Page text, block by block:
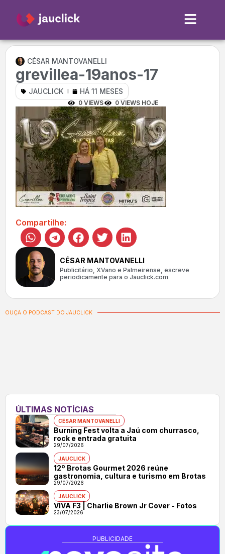
CÉSAR MANTOVANELLI
grevillea-19anos-17
JAUCLICK HÁ 11 MESES
0 VIEWS 0 VIEWS HOJE
Compartilhe:
CÉSAR MANTOVANELLI
Publicitário, XVano e Palmeirense, escreve
periodicamente para o Jauclick.com
OUÇA O PODCAST DO JAUCLICK
ÚLTIMAS NOTÍCIAS
CÉSAR MANTOVANELLI
Burning Fest volta a Jaú com churrasco,
rock e entrada gratuita
29/07/2026
JAUCLICK
12º Brotas Gourmet 2026 reúne
gastronomia, cultura e turismo em Brotas
29/07/2026
JAUCLICK
VIVA F3 | Charlie Brown Jr Cover - Fotos
23/07/2026
PUBLICIDADE